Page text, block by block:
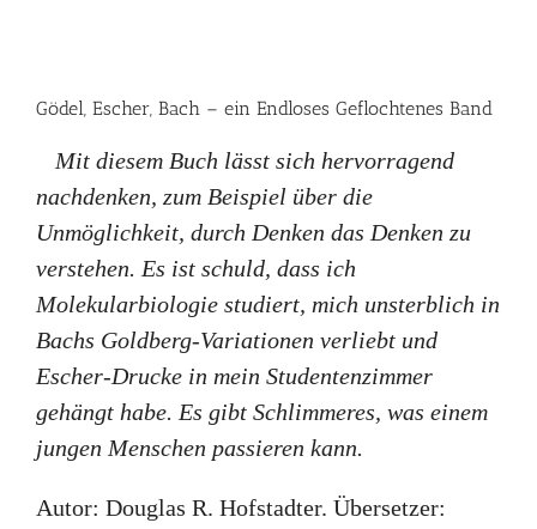
Gödel, Escher, Bach – ein Endloses Geflochtenes Band
Mit diesem Buch lässt sich hervorragend
nachdenken, zum Beispiel über die
Unmöglichkeit, durch Denken das Denken zu
verstehen. Es ist schuld, dass ich
Molekularbiologie studiert, mich unsterblich in
Bachs Goldberg-Variationen verliebt und
Escher-Drucke in mein Studentenzimmer
gehängt habe. Es gibt Schlimmeres, was einem
jungen Menschen passieren kann.
Autor: Douglas R. Hofstadter. Übersetzer: